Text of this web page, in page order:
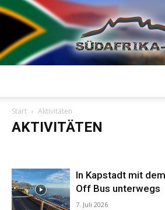
Start Aktivitäten
AKTIVITÄTEN
In Kapstadt mit
Off Bus unterwegs
7. Juli 2026